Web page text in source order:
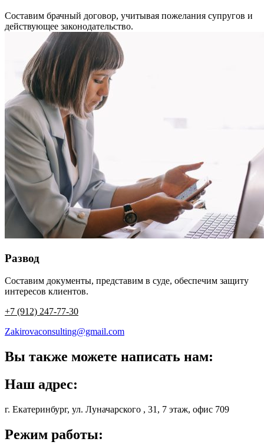
Составим брачный договор, учитывая пожелания супругов и
действующее законодательство.
Развод
Составим документы, представим в суде, обеспечим защиту
интересов клиентов.
+7 (912) 247-77-30
Zakirovaconsulting@gmail.com
Вы также можете написать нам:
Наш адрес:
г. Екатеринбург, ул. Луначарского , 31, 7 этаж, офис 709
Режим работы: